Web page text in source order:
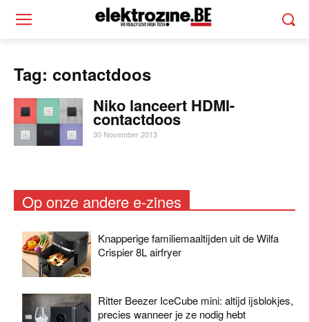
Tag: contactdoos
Niko lanceert HDMI-
contactdoos
30 November 2013
Op onze andere e-zines
Knapperige familiemaaltijden uit de Wilfa
Crispier 8L airfryer
Ritter Beezer IceCube mini: altijd ijsblokjes,
precies wanneer je ze nodig hebt